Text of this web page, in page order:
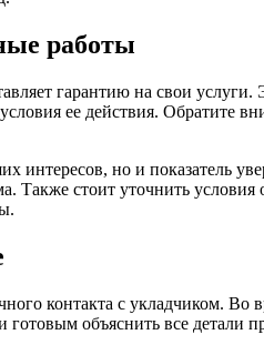
работы
гарантию на свои
ее действия. Обратите
интересов, но и показатель
Также стоит уточнить
контакта с укладчиком.
объяснить все детали